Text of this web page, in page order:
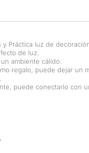
Práctica luz de
de luz.
ambiente cálido.
regalo, puede dejar un
puede conectarlo con